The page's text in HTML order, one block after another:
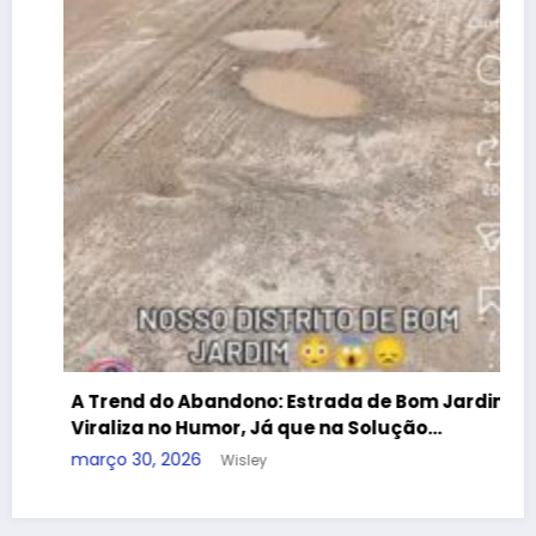
A Trend do Abandono: Estrada de Bom Jardim
Viraliza no Humor, Já que na Solução…
março 30, 2026 Wisley